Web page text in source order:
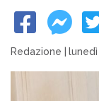
Redazione